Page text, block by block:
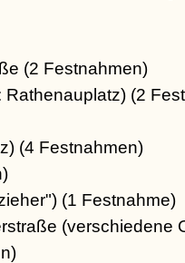
(2 Festnahmen)
(2
(4 Festnahmen)
(1 Festnahme)
(verschiedene